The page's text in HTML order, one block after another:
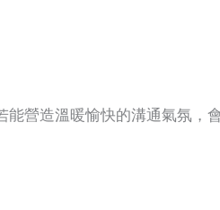
營造溫暖愉快的溝通氣氛，